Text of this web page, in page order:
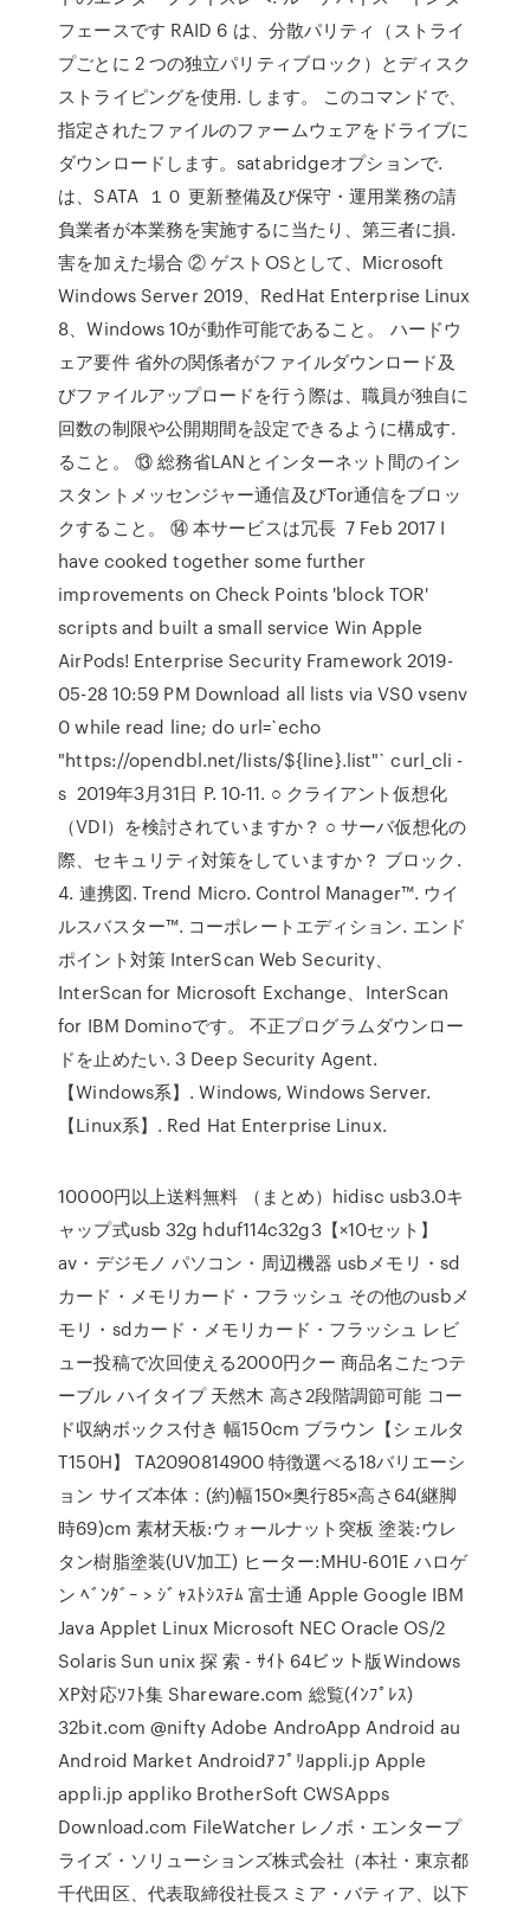
フェースです RAID 6 は、分散パリティ（ストライ
プごとに 2 つの独立パリティブロック）とディスク
ストライピングを使用. します。 このコマンドで、
指定されたファイルのファームウェアをドライブに
ダウンロードします。satabridgeオプションで.
は、SATA １０ 更新整備及び保守・運用業務の請
負業者が本業務を実施するに当たり、第三者に損.
害を加えた場合 ② ゲストOSとして、Microsoft
Windows Server 2019、RedHat Enterprise Linux
8、Windows 10が動作可能であること。 ハードウ
ェア要件 省外の関係者がファイルダウンロード及
びファイルアップロードを行う際は、職員が独自に
回数の制限や公開期間を設定できるように構成す.
ること。 ⑬ 総務省LANとインターネット間のイン
スタントメッセンジャー通信及びTor通信をブロッ
クすること。 ⑭ 本サービスは冗長 7 Feb 2017 I
have cooked together some further
improvements on Check Points 'block TOR'
scripts and built a small service Win Apple
AirPods! Enterprise Security Framework ‎2019-
05-28 10:59 PM Download all lists via VS0 vsenv
0 while read line; do url=`echo
"https://opendbl.net/lists/${line}.list"` curl_cli -
s 2019年3月31日 P. 10-11. ○ クライアント仮想化
（VDI）を検討されていますか？ ○ サーバ仮想化の
際、セキュリティ対策をしていますか？ ブロック.
4. 連携図. Trend Micro. Control Manager™. ウイ
ルスバスター™. コーポレートエディション. エンド
ポイント対策 InterScan Web Security、
InterScan for Microsoft Exchange、InterScan
for IBM Dominoです。 不正プログラムダウンロー
ドを止めたい. 3 Deep Security Agent.
【Windows系】. Windows, Windows Server.
【Linux系】. Red Hat Enterprise Linux.
10000円以上送料無料 （まとめ）hidisc usb3.0キ
ャップ式usb 32g hduf114c32g3【×10セット】
av・デジモノ パソコン・周辺機器 usbメモリ・sd
カード・メモリカード・フラッシュ その他のusbメ
モリ・sdカード・メモリカード・フラッシュ レビ
ュー投稿で次回使える2000円クー 商品名こたつテ
ーブル ハイタイプ 天然木 高さ2段階調節可能 コー
ド収納ボックス付き 幅150cm ブラウン【シェルタ
T150H】 TA2090814900 特徴選べる18バリエーシ
ョン サイズ本体：(約)幅150×奥行85×高さ64(継脚
時69)cm 素材天板:ウォールナット突板 塗装:ウレ
タン樹脂塗装(UV加工) ヒーター:MHU-601E ハロゲ
ン ﾍﾞﾝﾀﾞｰ > ｼﾞｬｽﾄｼｽﾃﾑ 富士通 Apple Google IBM
Java Applet Linux Microsoft NEC Oracle OS/2
Solaris Sun unix 探 索 - ｻｲﾄ 64ビット版Windows
XP対応ｿﾌﾄ集 Shareware.com 総覧(ｲﾝﾌﾟﾚｽ)
32bit.com @nifty Adobe AndroApp Android au
Android Market Androidｱﾌﾟﾘappli.jp Apple
appli.jp appliko BrotherSoft CWSApps
Download.com FileWatcher レノボ・エンタープ
ライズ・ソリューションズ株式会社（本社・東京都
千代田区、代表取締役社長スミア・バティア、以下